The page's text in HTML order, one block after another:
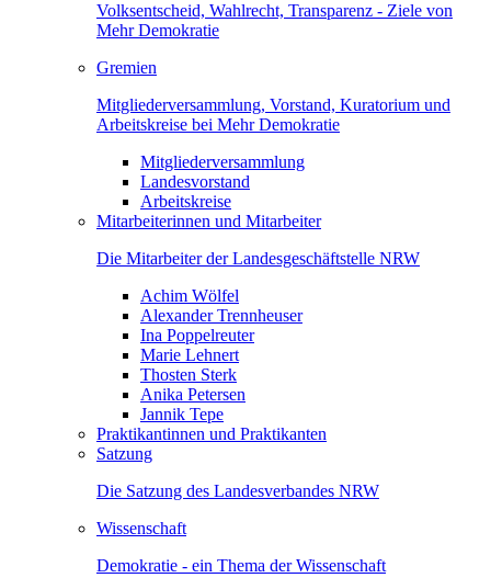
Volksentscheid, Wahlrecht, Transparenz - Ziele von
Mehr Demokratie
Gremien
Mitgliederversammlung, Vorstand, Kuratorium und
Arbeitskreise bei Mehr Demokratie
Mitgliederversammlung
Landesvorstand
Arbeitskreise
Mitarbeiterinnen und Mitarbeiter
Die Mitarbeiter der Landesgeschäftstelle NRW
Achim Wölfel
Alexander Trennheuser
Ina Poppelreuter
Marie Lehnert
Thosten Sterk
Anika Petersen
Jannik Tepe
Praktikantinnen und Praktikanten
Satzung
Die Satzung des Landesverbandes NRW
Wissenschaft
Demokratie - ein Thema der Wissenschaft